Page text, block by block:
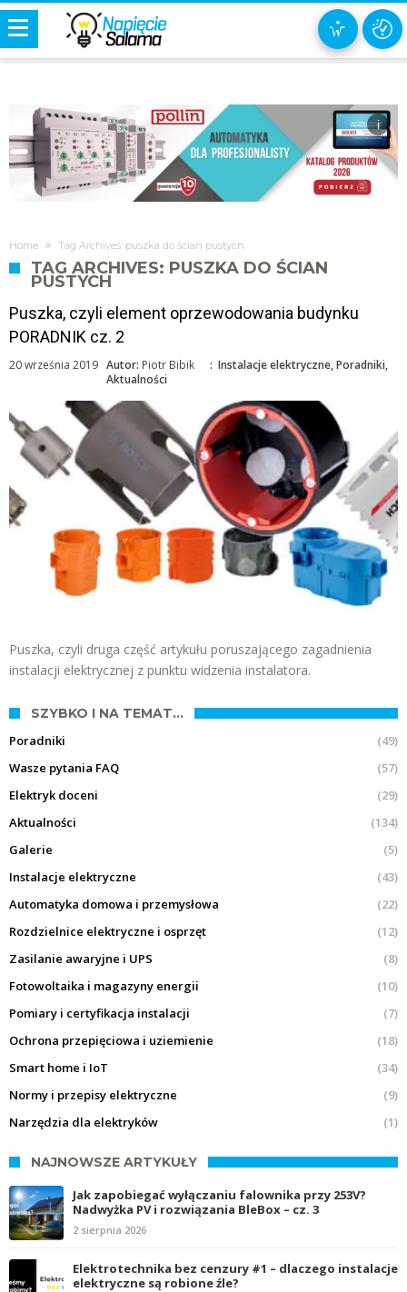
i
Home Tag Archives: puszka do ścian pustych
TAG ARCHIVES: PUSZKA DO ŚCIAN
PUSTYCH
Puszka, czyli element oprzewodowania budynku
PORADNIK cz. 2
Autor: Piotr Bibik
20 września 2019 : Instalacje elektryczne,Poradniki,
Aktualności
Puszka, czyli druga część artykułu poruszającego zagadnienia
instalacji elektrycznej z punktu widzenia instalatora.
SZYBKO I NA TEMAT…
Poradniki
(49)
Wasze pytania FAQ
(57)
Elektryk doceni
(29)
Aktualności
(134)
Galerie
(5)
Instalacje elektryczne
(43)
Automatyka domowa i przemysłowa
(22)
Rozdzielnice elektryczne i osprzęt
(12)
Zasilanie awaryjne i UPS
(8)
Fotowoltaika i magazyny energii
(10)
Pomiary i certyfikacja instalacji
(7)
Ochrona przepięciowa i uziemienie
(18)
Smart home i IoT
(34)
Normy i przepisy elektryczne
(9)
Narzędzia dla elektryków
(1)
NAJNOWSZE ARTYKUŁY
Jak zapobiegać wyłączaniu falownika przy 253V?
Nadwyżka PV i rozwiązania BleBox – cz. 3
2 sierpnia 2026
Elektrotechnika bez cenzury #1 – dlaczego instalacje
elektryczne są robione źle?